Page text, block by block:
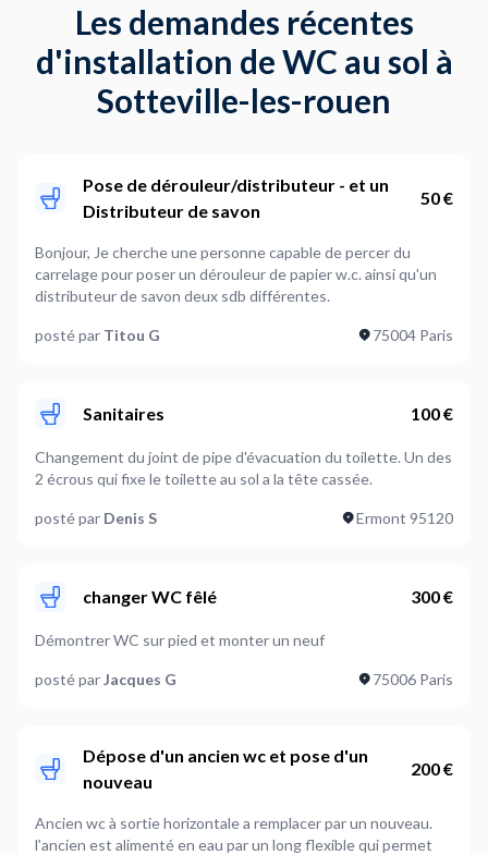
Les demandes récentes
d'installation de WC au sol à
Sotteville-les-rouen
Pose de dérouleur/distributeur - et un
Distributeur de savon
50 €
Bonjour, Je cherche une personne capable de percer du
carrelage pour poser un dérouleur de papier w.c. ainsi qu'un
distributeur de savon deux sdb différentes.
posté par Titou G 75004 Paris
Sanitaires 100 €
Changement du joint de pipe d'évacuation du toilette. Un des
2 écrous qui fixe le toilette au sol a la tête cassée.
posté par Denis S Ermont 95120
changer WC fêlé 300 €
Démontrer WC sur pied et monter un neuf
posté parJacques G 75006 Paris
Dépose d'un ancien wc et pose d'un
nouveau
200 €
Ancien wc à sortie horizontale a remplacer par un nouveau.
l'ancien est alimenté en eau par un long flexible qui permet